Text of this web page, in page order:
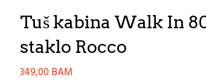
Tuš kabina Walk In
staklo Rocco
349,00 BAM